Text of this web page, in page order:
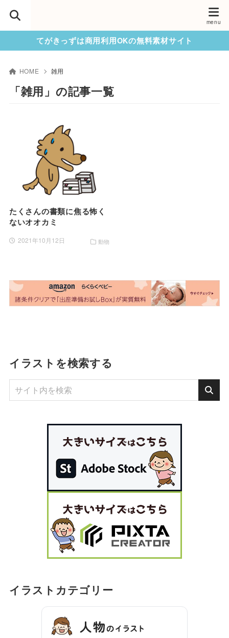
てがきっずは商用利用OKの無料素材サイト
HOME 雑用
「雑用」の記事一覧
たくさんの書類に焦る怖く
ないオオカミ
2021年10月12日 動物
イラストを検索する
イラストカテゴリー